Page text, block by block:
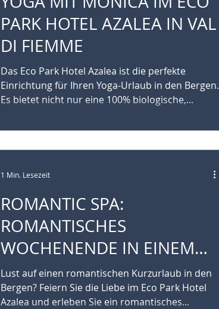
PARK HOTEL AZALEA IN VAL
DI FIEMME
Das Eco Park Hotel Azalea ist die perfekte
Einrichtung für Ihren Yoga-Urlaub in den Bergen.
Es bietet nicht nur eine 100% biologische,...
ROMANTIC SPA:
ROMANTISCHES
WOCHENENDE IN EINEM
HOTEL MIT
WELLNESSZENTRUM IN VAL
Lust auf einen romantischen Kurzurlaub in den
Bergen? Feiern Sie die Liebe im Eco Park Hotel
Azalea und erleben Sie ein romantisches...
1 Min. Lesezeit